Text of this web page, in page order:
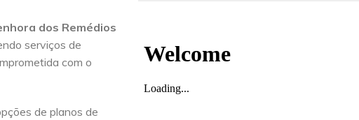
dos Remédios
serviços de
com o
de planos de